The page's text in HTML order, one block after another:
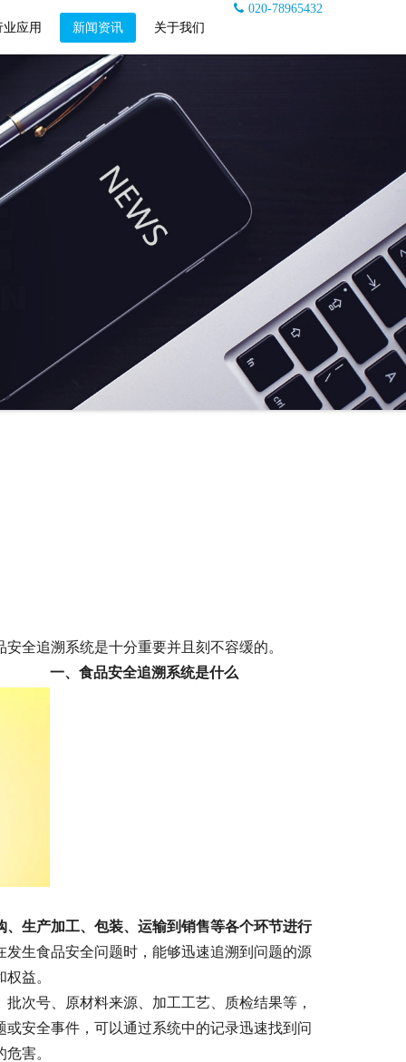
020-78965432
业应用
新闻资讯 关于我们
全追溯系统是十分重要并且刻不容缓的。
一、食品安全追溯系统是什么
、生产加工、包装、运输到销售等各个环节进行
生食品安全问题时，能够迅速追溯到问题的源
益。
次号、原材料来源、加工工艺、质检结果等，
安全事件，可以通过系统中的记录迅速找到问
害。